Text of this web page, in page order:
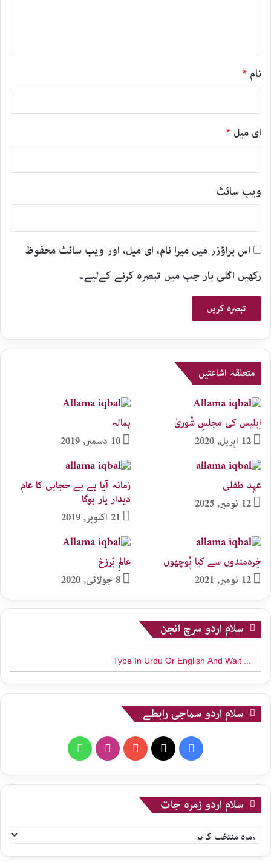
نام *
ای میل *
ویب‌ سائٹ
اس براؤزر میں میرا نام، ای میل، اور ویب سائٹ محفوظ
رکھیں اگلی بار جب میں تبصرہ کرنے کےلیے۔
متعلقہ اشاعتیں
اِبلیس کی مجلسِ شُوریٰ
12 اپریل, 2020
ہمالہ
10 دسمبر, 2019
عہد طفلی
12 نومبر, 2025
زمانہ آیا ہے بے حجابی کا عام
دیدار یار ہوگا
21 اکتوبر, 2019
خِردمندوں سے کیا پُوچھوں
12 نومبر, 2021
عالمِ بَرزخ
8 جولائی, 2020
سلام اردو سرچ انجن
Search
for:
سلام اردو سماجی رابطے
Facebook
YouTube
Instagram
WhatsApp
سلام اردو زمرہ جات
سلام
اردو
زمرہ